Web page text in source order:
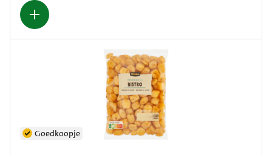
Goedkoopje